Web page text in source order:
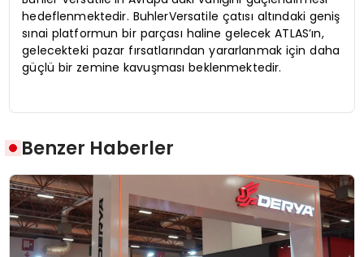
hedeflenmektedir. BuhlerVersatile çatısı altındaki geniş
sınai platformun bir parçası haline gelecek ATLAS’ın,
gelecekteki pazar fırsatlarından yararlanmak için daha
güçlü bir zemine kavuşması beklenmektedir.
Benzer Haberler